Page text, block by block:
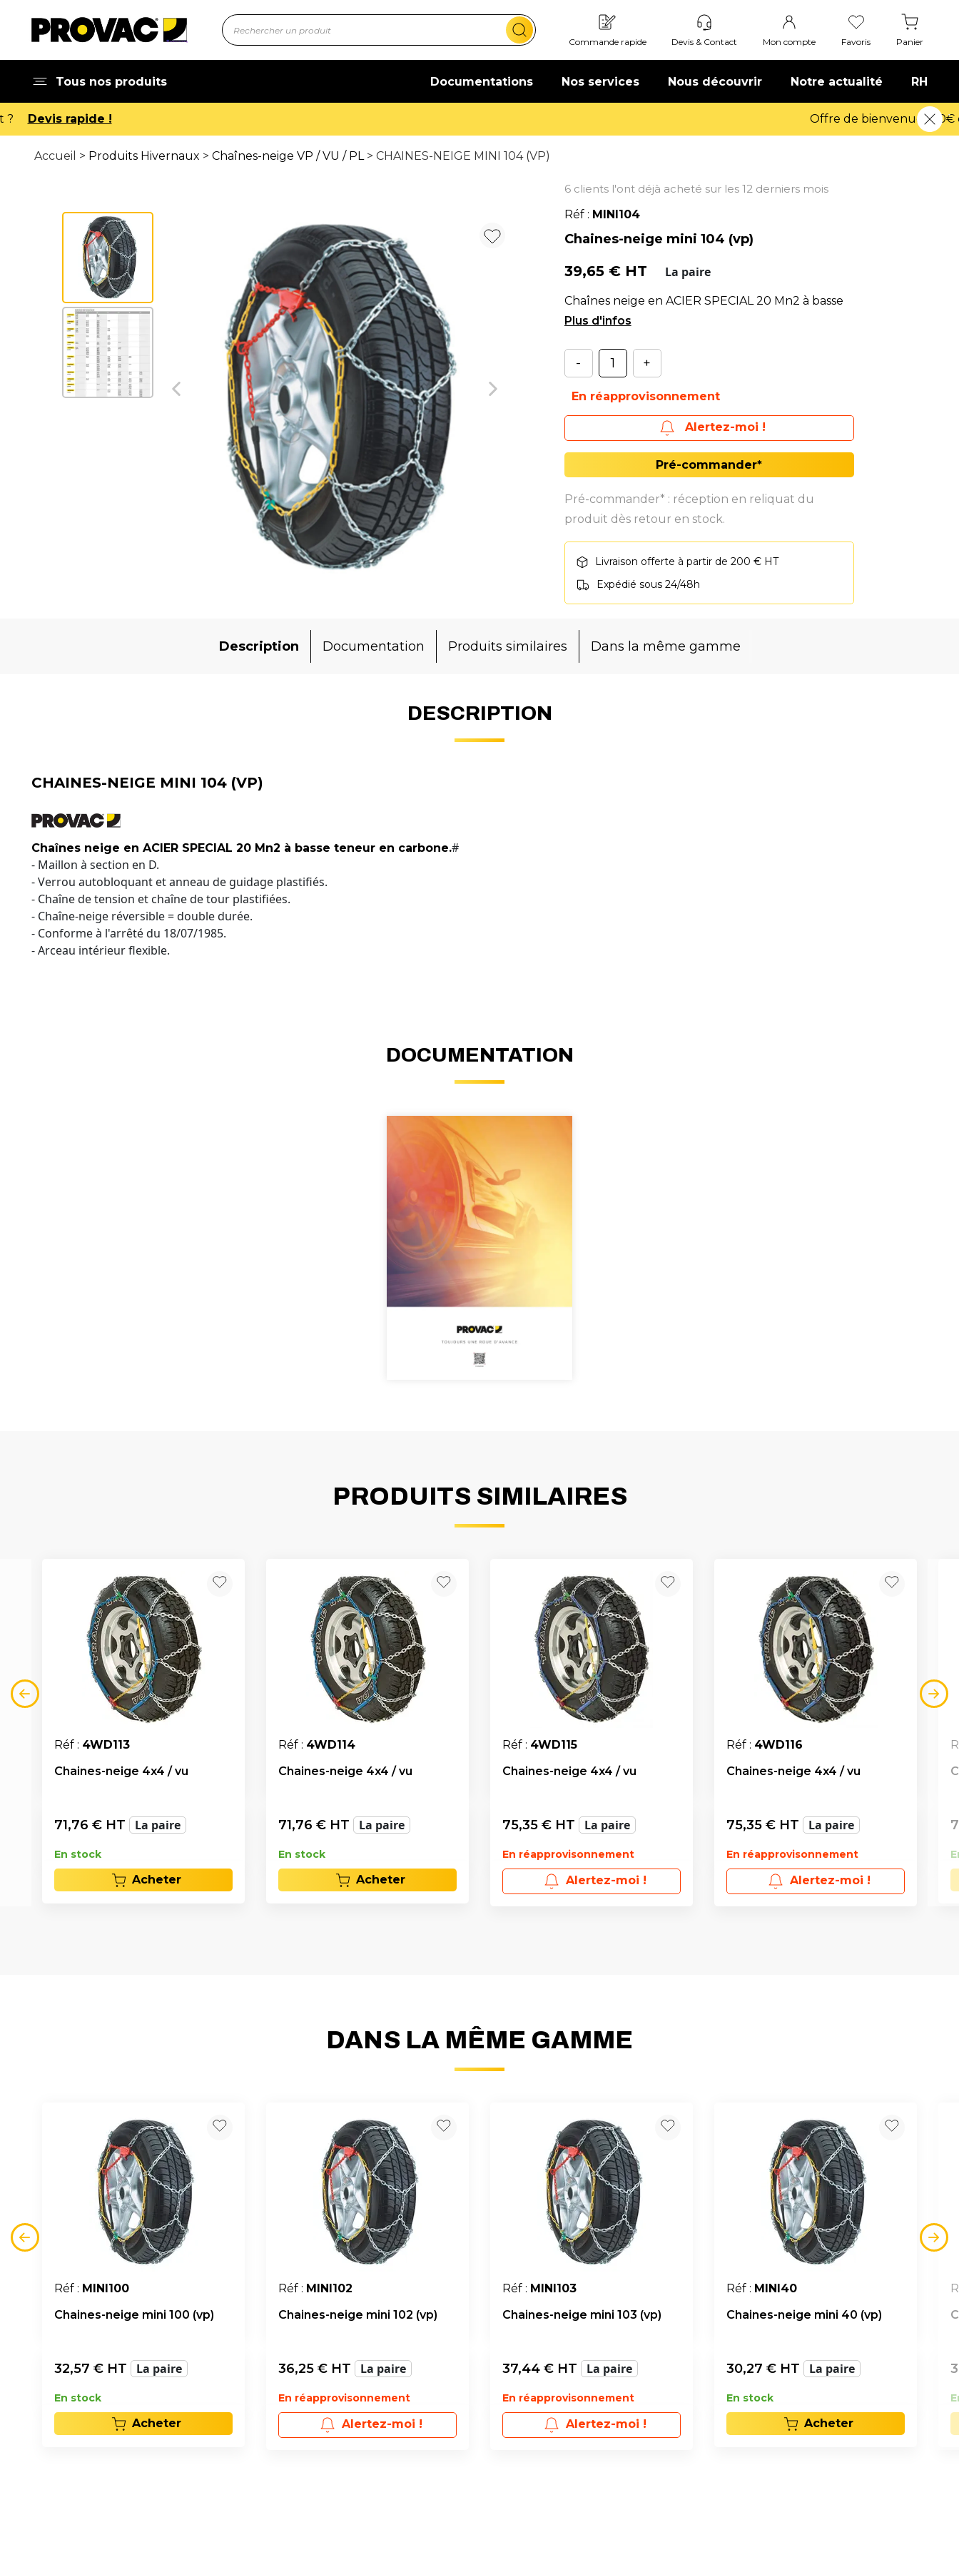
Commande rapide Devis & Contact Mon compte Favoris Panier
Tous nos produits Documentations Nos services Nous découvrir Notre actualité RH
Accueil > Produits Hivernaux > Chaînes-neige VP / VU / PL> CHAINES-NEIGE MINI 104 (VP)
6 clients l'ont déjà acheté sur les 12 derniers mois
Réf : MINI104
Chaines-neige mini 104 (vp)
39,65 € HT La paire
Chaînes neige en ACIER SPECIAL 20 Mn2 à basse
teneur en carbone.# - Maillon à section en D.
- +
En réapprovisonnement
Alertez-moi !
Pré-commander*
Pré-commander* : réception en reliquat du
produit dès retour en stock.
Livraison offerte à partir de 200 € HT
Expédié sous 24/48h
Description Documentation Produits similaires Dans la même gamme
DESCRIPTION
CHAINES-NEIGE MINI 104 (VP)
Chaînes neige en ACIER SPECIAL 20 Mn2 à basse teneur en carbone.#
- Maillon à section en D.
- Verrou autobloquant et anneau de guidage plastifiés.
- Chaîne de tension et chaîne de tour plastifiées.
- Chaîne-neige réversible = double durée.
- Conforme à l'arrêté du 18/07/1985.
- Arceau intérieur flexible.
DOCUMENTATION
PRODUITS SIMILAIRES
Réf : 4WD113
Chaines-neige 4x4 / vu
71,76 € HT La paire
En stock
Acheter
Réf : 4WD114
Chaines-neige 4x4 / vu
71,76 € HT La paire
En stock
Acheter
Réf : 4WD115
Chaines-neige 4x4 / vu
75,35 € HT La paire
En réapprovisonnement
Alertez-moi !
Réf : 4WD116
Chaines-neige 4x4 / vu
75,35 € HT La paire
En réapprovisonnement
Alertez-moi !
DANS LA MÊME GAMME
Réf : MINI100
Chaines-neige mini 100 (vp)
32,57 € HT La paire
En stock
Acheter
Réf : MINI102
Chaines-neige mini 102 (vp)
36,25 € HT La paire
En réapprovisonnement
Alertez-moi !
Réf : MINI103
Chaines-neige mini 103 (vp)
37,44 € HT La paire
En réapprovisonnement
Alertez-moi !
Réf : MINI40
Chaines-neige mini 40 (vp)
30,27 € HT La paire
En stock
Acheter